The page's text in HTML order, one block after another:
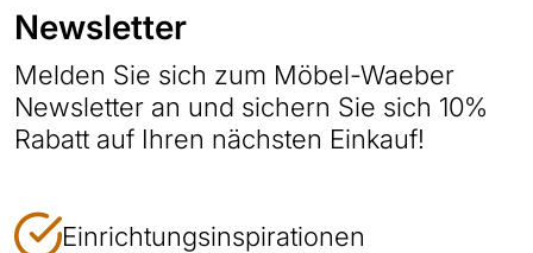
Newsletter
Melden Sie sich zum Möbel-Waeber
Newsletter an und sichern Sie sich 10%
Rabatt auf Ihren nächsten Einkauf!
Einrichtungsinspirationen